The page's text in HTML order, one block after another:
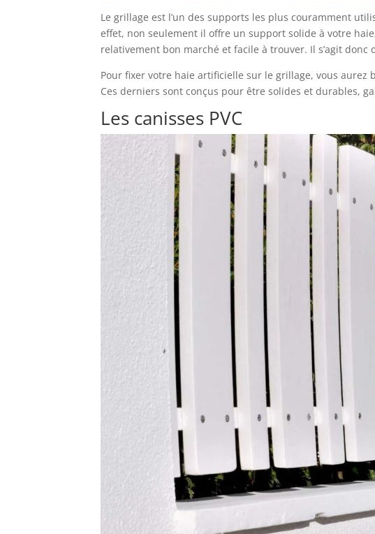
Le grillage est l’un des supports les plus couramment
effet, non seulement il offre un support solide à votre
relativement bon marché et facile à trouver. Il s’agit
Pour fixer votre haie artificielle sur le grillage, vous
Ces derniers sont conçus pour être solides et durables,
Les canisses PVC